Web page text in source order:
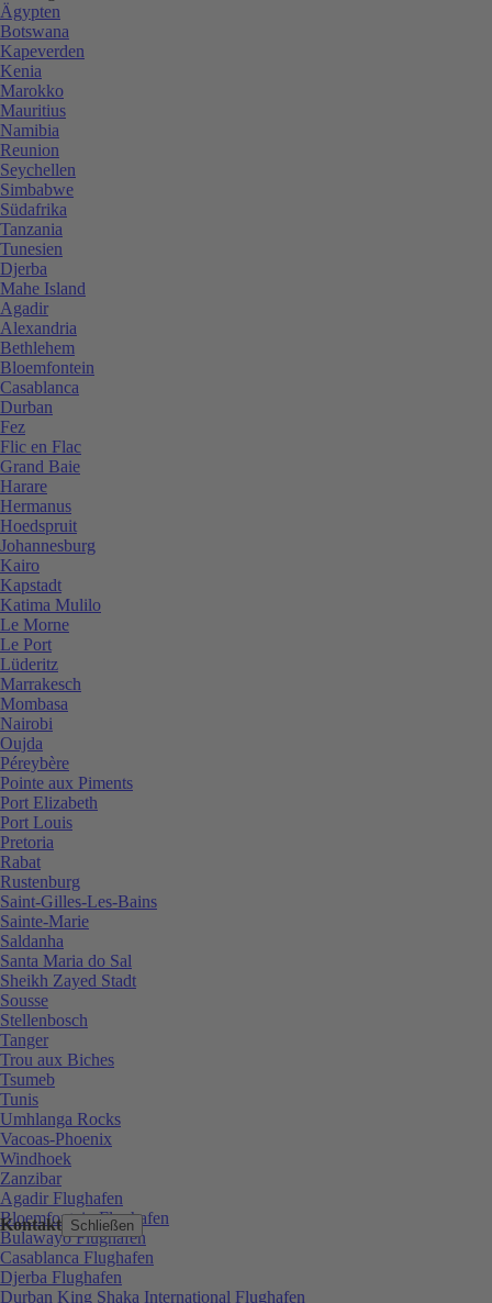
Kontakt Schließen
Ägypten
Botswana
Kapeverden
Kenia
Marokko
Mauritius
Namibia
Reunion
Seychellen
Simbabwe
Südafrika
Tanzania
Tunesien
Djerba
Mahe Island
Agadir
Alexandria
Bethlehem
Bloemfontein
Casablanca
Durban
Fez
Flic en Flac
Grand Baie
Harare
Hermanus
Hoedspruit
Johannesburg
Kairo
Kapstadt
Katima Mulilo
Le Morne
Le Port
Lüderitz
Marrakesch
Mombasa
Nairobi
Oujda
Péreybère
Pointe aux Piments
Port Elizabeth
Port Louis
Pretoria
Rabat
Rustenburg
Saint-Gilles-Les-Bains
Sainte-Marie
Saldanha
Santa Maria do Sal
Sheikh Zayed Stadt
Sousse
Stellenbosch
Tanger
Trou aux Biches
Tsumeb
Tunis
Umhlanga Rocks
Vacoas-Phoenix
Windhoek
Zanzibar
Agadir Flughafen
Bloemfontein Flughafen
Bulawayo Flughafen
Casablanca Flughafen
Djerba Flughafen
Durban King Shaka International Flughafen